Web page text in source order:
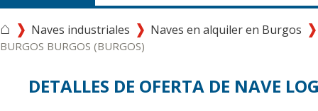
⌂ Naves industriales Naves en alquiler en Burgos
BURGOS BURGOS (BURGOS)
DETALLES DE OFERTA DE NAVE